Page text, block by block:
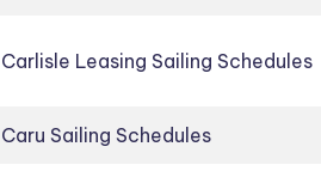
Carlisle Leasing Sailing Schedules
Caru Sailing Schedules